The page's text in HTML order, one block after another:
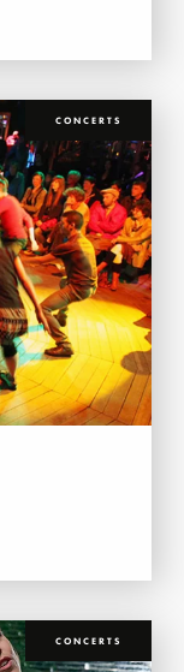
CONCERTS
CONCERTS